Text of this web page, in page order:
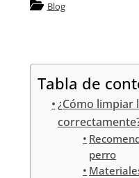
Blog
Tabla de
¿Cómo limpiar
perro